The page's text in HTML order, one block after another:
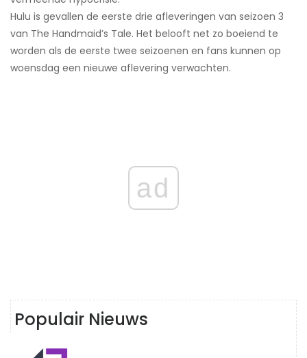
Hulu is gevallen de eerste drie afleveringen van seizoen 3
van The Handmaid’s Tale. Het belooft net zo boeiend te
worden als de eerste twee seizoenen en fans kunnen op
woensdag een nieuwe aflevering verwachten.
ad
Populair Nieuws